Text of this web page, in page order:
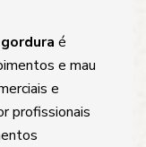
é
e mau
e
profissionais